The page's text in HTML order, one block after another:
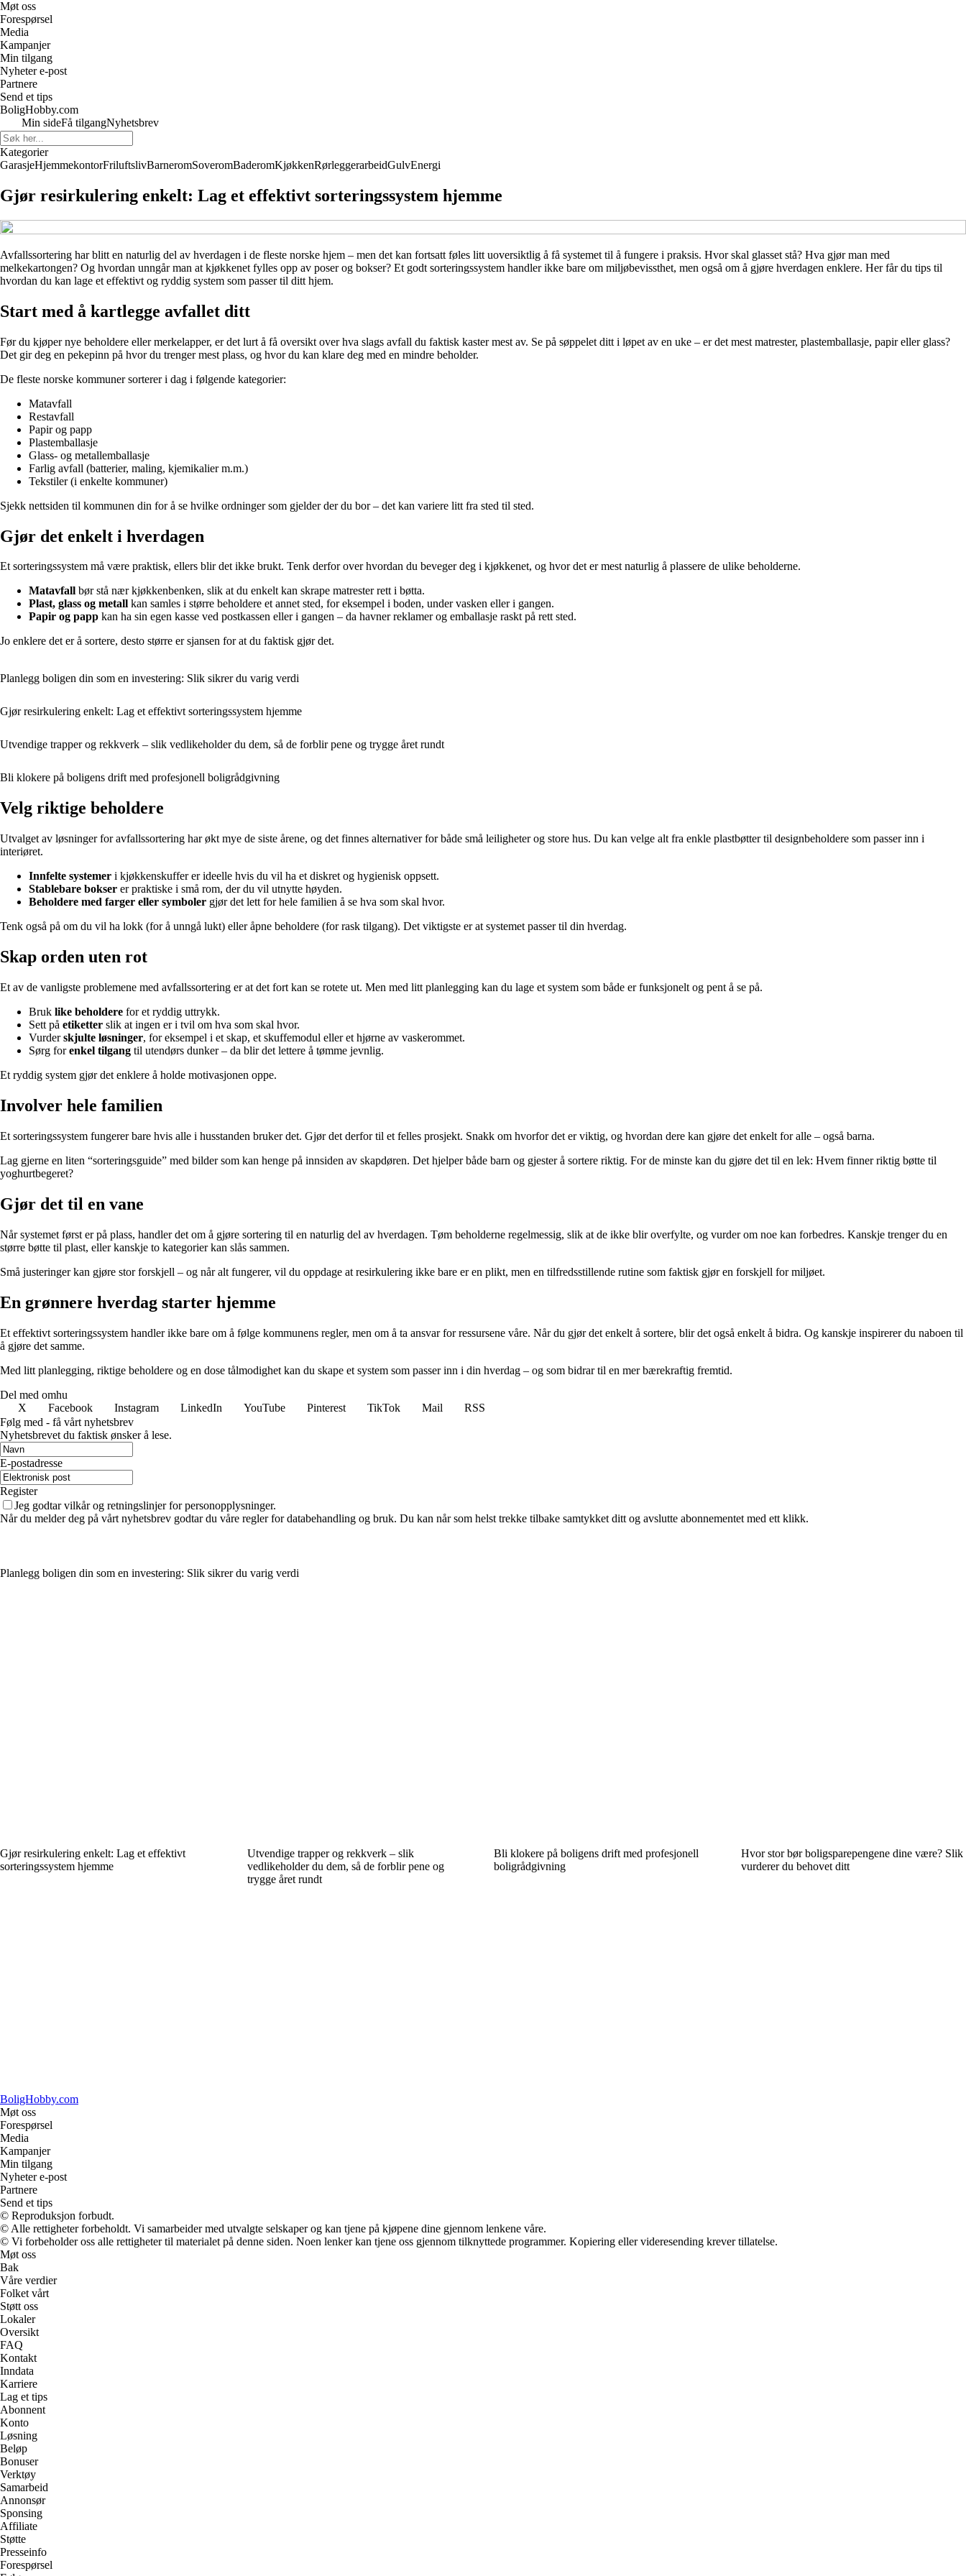
Møt oss
Forespørsel
Media
Kampanjer
Min tilgang
Nyheter e-post
Partnere
Send et tips
BoligHobby.com
Min sideFå tilgangNyhetsbrev
Kategorier
GarasjeHjemmekontorFriluftslivBarneromSoveromBaderomKjøkkenRørleggerarbeidGulvEnergi
Gjør resirkulering enkelt: Lag et effektivt sorteringssystem hjemme
Avfallssortering har blitt en naturlig del av hverdagen i de fleste norske hjem – men det kan fortsatt føles litt uoversiktlig å få systemet til å fungere i praksis. Hvor skal glasset stå? Hva gjør man med
melkekartongen? Og hvordan unngår man at kjøkkenet fylles opp av poser og bokser? Et godt sorteringssystem handler ikke bare om miljøbevissthet, men også om å gjøre hverdagen enklere. Her får du tips til
hvordan du kan lage et effektivt og ryddig system som passer til ditt hjem.
Start med å kartlegge avfallet ditt
Før du kjøper nye beholdere eller merkelapper, er det lurt å få oversikt over hva slags avfall du faktisk kaster mest av. Se på søppelet ditt i løpet av en uke – er det mest matrester, plastemballasje, papir eller glass?
Det gir deg en pekepinn på hvor du trenger mest plass, og hvor du kan klare deg med en mindre beholder.
De fleste norske kommuner sorterer i dag i følgende kategorier:
Matavfall
Restavfall
Papir og papp
Plastemballasje
Glass- og metallemballasje
Farlig avfall (batterier, maling, kjemikalier m.m.)
Tekstiler (i enkelte kommuner)
Sjekk nettsiden til kommunen din for å se hvilke ordninger som gjelder der du bor – det kan variere litt fra sted til sted.
Gjør det enkelt i hverdagen
Et sorteringssystem må være praktisk, ellers blir det ikke brukt. Tenk derfor over hvordan du beveger deg i kjøkkenet, og hvor det er mest naturlig å plassere de ulike beholderne.
Matavfall bør stå nær kjøkkenbenken, slik at du enkelt kan skrape matrester rett i bøtta.
Plast, glass og metall kan samles i større beholdere et annet sted, for eksempel i boden, under vasken eller i gangen.
Papir og papp kan ha sin egen kasse ved postkassen eller i gangen – da havner reklamer og emballasje raskt på rett sted.
Jo enklere det er å sortere, desto større er sjansen for at du faktisk gjør det.
Planlegg boligen din som en investering: Slik sikrer du varig verdi
Gjør resirkulering enkelt: Lag et effektivt sorteringssystem hjemme
Utvendige trapper og rekkverk – slik vedlikeholder du dem, så de forblir pene og trygge året rundt
Bli klokere på boligens drift med profesjonell boligrådgivning
Velg riktige beholdere
Utvalget av løsninger for avfallssortering har økt mye de siste årene, og det finnes alternativer for både små leiligheter og store hus. Du kan velge alt fra enkle plastbøtter til designbeholdere som passer inn i
interiøret.
Innfelte systemer i kjøkkenskuffer er ideelle hvis du vil ha et diskret og hygienisk oppsett.
Stablebare bokser er praktiske i små rom, der du vil utnytte høyden.
Beholdere med farger eller symboler gjør det lett for hele familien å se hva som skal hvor.
Tenk også på om du vil ha lokk (for å unngå lukt) eller åpne beholdere (for rask tilgang). Det viktigste er at systemet passer til din hverdag.
Skap orden uten rot
Et av de vanligste problemene med avfallssortering er at det fort kan se rotete ut. Men med litt planlegging kan du lage et system som både er funksjonelt og pent å se på.
Bruk like beholdere for et ryddig uttrykk.
Sett på etiketter slik at ingen er i tvil om hva som skal hvor.
Vurderskjulte løsninger, for eksempel i et skap, et skuffemodul eller et hjørne av vaskerommet.
Sørg forenkel tilgang til utendørs dunker – da blir det lettere å tømme jevnlig.
Et ryddig system gjør det enklere å holde motivasjonen oppe.
Involver hele familien
Et sorteringssystem fungerer bare hvis alle i husstanden bruker det. Gjør det derfor til et felles prosjekt. Snakk om hvorfor det er viktig, og hvordan dere kan gjøre det enkelt for alle – også barna.
Lag gjerne en liten “sorteringsguide” med bilder som kan henge på innsiden av skapdøren. Det hjelper både barn og gjester å sortere riktig. For de minste kan du gjøre det til en lek: Hvem finner riktig bøtte til
yoghurtbegeret?
Gjør det til en vane
Når systemet først er på plass, handler det om å gjøre sortering til en naturlig del av hverdagen. Tøm beholderne regelmessig, slik at de ikke blir overfylte, og vurder om noe kan forbedres. Kanskje trenger du en
større bøtte til plast, eller kanskje to kategorier kan slås sammen.
Små justeringer kan gjøre stor forskjell – og når alt fungerer, vil du oppdage at resirkulering ikke bare er en plikt, men en tilfredsstillende rutine som faktisk gjør en forskjell for miljøet.
En grønnere hverdag starter hjemme
Et effektivt sorteringssystem handler ikke bare om å følge kommunens regler, men om å ta ansvar for ressursene våre. Når du gjør det enkelt å sortere, blir det også enkelt å bidra. Og kanskje inspirerer du naboen til
å gjøre det samme.
Med litt planlegging, riktige beholdere og en dose tålmodighet kan du skape et system som passer inn i din hverdag – og som bidrar til en mer bærekraftig fremtid.
Del med omhu
X
Facebook Instagram LinkedIn YouTube Pinterest TikTok Mail
RSS
Følg med - få vårt nyhetsbrev
Nyhetsbrevet du faktisk ønsker å lese.
E-postadresse
Register
Jeg godtar vilkår og retningslinjer for personopplysninger.
Når du melder deg på vårt nyhetsbrev godtar du våre regler for databehandling og bruk. Du kan når som helst trekke tilbake samtykket ditt og avslutte abonnementet med ett klikk.
Planlegg boligen din som en investering: Slik sikrer du varig verdi
Gjør resirkulering enkelt: Lag et effektivt
sorteringssystem hjemme
Utvendige trapper og rekkverk – slik
vedlikeholder du dem, så de forblir pene og
trygge året rundt
Bli klokere på boligens drift med profesjonell
boligrådgivning
Hvor stor bør boligsparepengene dine være? Slik
vurderer du behovet ditt
BoligHobby.com
Møt oss
Forespørsel
Media
Kampanjer
Min tilgang
Nyheter e-post
Partnere
Send et tips
© Reproduksjon forbudt.
© Alle rettigheter forbeholdt. Vi samarbeider med utvalgte selskaper og kan tjene på kjøpene dine gjennom lenkene våre.
© Vi forbeholder oss alle rettigheter til materialet på denne siden. Noen lenker kan tjene oss gjennom tilknyttede programmer. Kopiering eller videresending krever tillatelse.
Møt oss
Bak
Våre verdier
Folket vårt
Støtt oss
Lokaler
Oversikt
FAQ
Kontakt
Inndata
Karriere
Lag et tips
Abonnent
Konto
Løsning
Beløp
Bonuser
Verktøy
Samarbeid
Annonsør
Sponsing
Affiliate
Støtte
Presseinfo
Forespørsel